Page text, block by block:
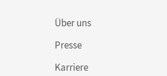
Über uns
Presse
Karriere